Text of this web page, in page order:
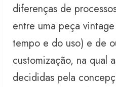
diferenças de
entre uma peça
tempo e do uso) e de
customização, na qual
decididas pela